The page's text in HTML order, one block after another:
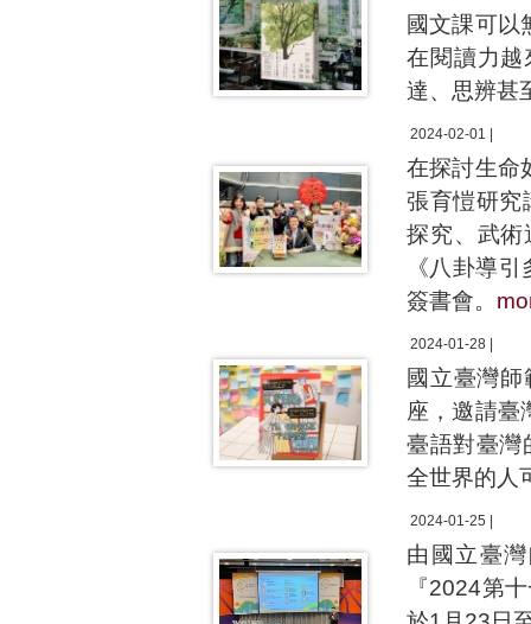
國文課可以
在閱讀力越
達、思辨甚
2024-02-01 |
在探討生命
張育愷研究
探究、武術
《八卦導
簽書會。
2024-01-28 |
國立臺灣
座，邀請臺
臺語對臺灣
全世界的人
2024-01-25 |
由國立臺
『2024第